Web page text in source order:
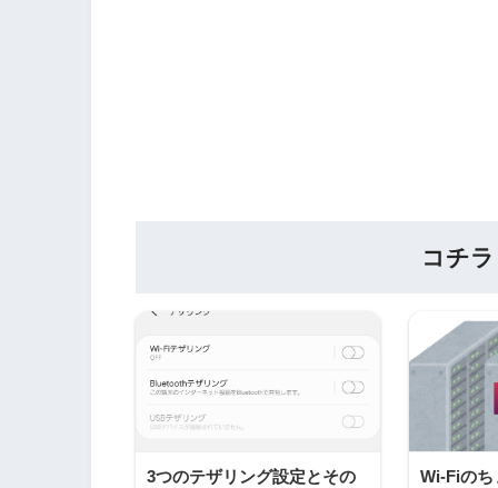
コチ
3つのテザリング設定とその Wi-Fiのち